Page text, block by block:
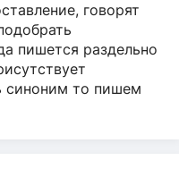
говорят
пишется раздельно
синоним то пишем